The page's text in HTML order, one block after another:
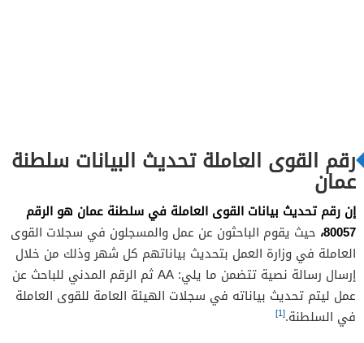
رقم القوى العاملة تحديث البيانات سلطنة
عمان
إن رقم تحديث بيانات القوى العاملة في سلطنة عمان هو الرقم
80057، حيث يقوم الباحثون عن عمل والمسجلون في سجلات القوى
العاملة في وزارة العمل بتحديث بياناتهم كل شهر وذلك من خلال
إرسال رسالة نصية تتضمن ما يلي: AA ثم الرقم المدني للباحث عن
عمل ليتم تحديث بياناته في سجلات الهيئة العامة للقوى العاملة
في السلطنة.[1]